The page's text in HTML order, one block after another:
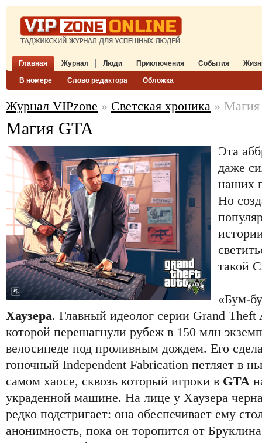
Главная Журнал
В номере Слово редактора Обложка
Люди Приключения События
Журнал VIPzone » Светская хроника »
Магия GTA
Эта
даже
наших
Но
такой
«Бум-
Хаузера. Главный идеолог серии Grand
которой перешагнули рубеж в 150 млн
велосипеде под проливным дождем. Его
гоночный Independent Fabrication петляет в
самом хаосе, сквозь который игроки в GTA
украденной машине. На лице у Хаузера
редко подстригает: она обеспечивает ему
анонимность, пока он торопится от